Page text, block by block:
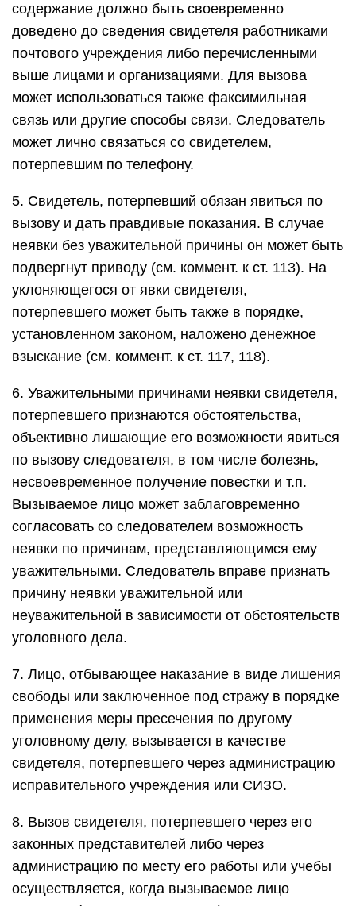
содержание должно быть своевременно
доведено до сведения свидетеля работниками
почтового учреждения либо перечисленными
выше лицами и организациями. Для вызова
может использоваться также факсимильная
связь или другие способы связи. Следователь
может лично связаться со свидетелем,
потерпевшим по телефону.
5. Свидетель, потерпевший обязан явиться по
вызову и дать правдивые показания. В случае
неявки без уважительной причины он может быть
подвергнут приводу (см. коммент. к ст. 113). На
уклоняющегося от явки свидетеля,
потерпевшего может быть также в порядке,
установленном законом, наложено денежное
взыскание (см. коммент. к ст. 117, 118).
6. Уважительными причинами неявки свидетеля,
потерпевшего признаются обстоятельства,
объективно лишающие его возможности явиться
по вызову следователя, в том числе болезнь,
несвоевременное получение повестки и т.п.
Вызываемое лицо может заблаговременно
согласовать со следователем возможность
неявки по причинам, представляющимся ему
уважительными. Следователь вправе признать
причину неявки уважительной или
неуважительной в зависимости от обстоятельств
уголовного дела.
7. Лицо, отбывающее наказание в виде лишения
свободы или заключенное под стражу в порядке
применения меры пресечения по другому
уголовному делу, вызывается в качестве
свидетеля, потерпевшего через администрацию
исправительного учреждения или СИЗО.
8. Вызов свидетеля, потерпевшего через его
законных представителей либо через
администрацию по месту его работы или учебы
осуществляется, когда вызываемое лицо